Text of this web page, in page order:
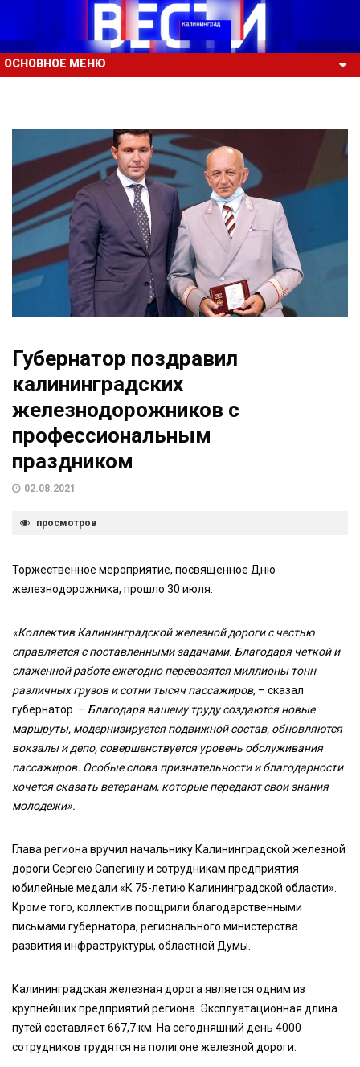
ОСНОВНОЕ МЕНЮ
Губернатор поздравил
калининградских
железнодорожников с
профессиональным
праздником
02.08.2021
просмотров
Торжественное мероприятие, посвященное Дню
железнодорожника, прошло 30 июля.
«Коллектив Калининградской железной дороги с честью
справляется с поставленными задачами. Благодаря четкой и
слаженной работе ежегодно перевозятся миллионы тонн
различных грузов и сотни тысяч пассажиров, – сказал
губернатор. – Благодаря вашему труду создаются новые
маршруты, модернизируется подвижной состав, обновляются
вокзалы и депо, совершенствуется уровень обслуживания
пассажиров. Особые слова признательности и благодарности
хочется сказать ветеранам, которые передают свои знания
молодежи».
Глава региона вручил начальнику Калининградской железной
дороги Сергею Сапегину и сотрудникам предприятия
юбилейные медали «К 75-летию Калининградской области».
Кроме того, коллектив поощрили благодарственными
письмами губернатора, регионального министерства
развития инфраструктуры, областной Думы.
Калининградская железная дорога является одним из
крупнейших предприятий региона. Эксплуатационная длина
путей составляет 667,7 км. На сегодняшний день 4000
сотрудников трудятся на полигоне железной дороги.